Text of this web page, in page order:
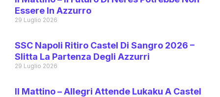
Essere In Azzurro
29 Luglio 2026
SSC Napoli Ritiro Castel Di Sangro 2026 –
Slitta La Partenza Degli Azzurri
29 Luglio 2026
Il Mattino – Allegri Attende Lukaku A Castel